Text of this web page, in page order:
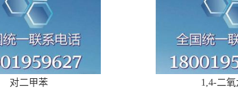
对二甲苯 1,4-二氧